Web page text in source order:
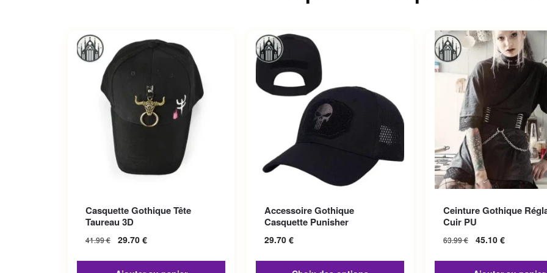
Casquette Gothique Tête
Taureau 3D
41.99€ 29.70 €
Accessoire Gothique
Casquette Punisher
29.70 €
Les options peuvent être choisies
Ceinture Gothique
Cuir PU
63.99€ 45.10 €